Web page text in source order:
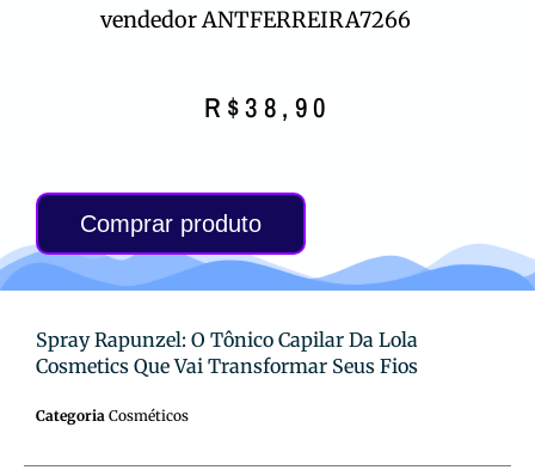
vendedor ANTFERREIRA7266
R$38,90
Comprar produto
Spray Rapunzel: O Tônico Capilar Da Lola
Cosmetics Que Vai Transformar Seus Fios
Categoria Cosméticos